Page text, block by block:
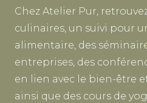
Chez Atelier Pur,
culinaires, un suivi pour
alimentaire, des
entreprises, des
en lien avec le bien-être
ainsi que des cours de